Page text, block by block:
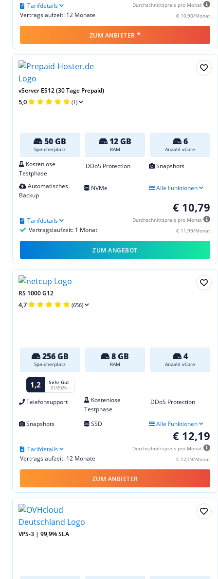
Durchschnittspreis pro Monat
€ 10,90/Monat
Vertragslaufzeit: 12 Monate
Tarifdetails
ZUM ANBIETER *
vServer ES12 (30 Tage Prepaid)
5,0 (1)
50 GB
Speicherplatz
12 GB
RAM
6
Anzahl vCore
Kostenlose
Testphase
DDoS Protection Snapshots
Automatisches
Backup
NVMe Alle Funktionen
€ 10,79
Durchschnittspreis pro Monat
€ 11,99/Monat
Vertragslaufzeit: 1 Monat
Tarifdetails
ZUM ANGEBOT
RS 1000 G12
4,7 (656)
256 GB
Speicherplatz
8 GB
RAM
4
Anzahl vCore
1,2 Sehr Gut
01/2026
Telefonsupport
Kostenlose
Testphase
DDoS Protection
Snapshots SSD Alle Funktionen
€ 12,19
Durchschnittspreis pro Monat
€ 12,19/Monat
Vertragslaufzeit: 12 Monate
Tarifdetails
ZUM ANBIETER
VPS-3 | 99,9% SLA